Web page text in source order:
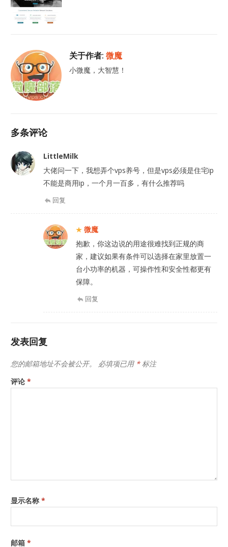
关于作者:微魔
小微魔，大智慧！
多条评论
LittleMilk
大佬问一下，我想弄个vps养号，但是vps必须是住宅ip
不能是商用ip，一个月一百多，有什么推荐吗
回复
微魔
抱歉，你这边说的用途很难找到正规的商
家，建议如果有条件可以选择在家里放置一
台小功率的机器，可操作性和安全性都更有
保障。
回复
发表回复
您的邮箱地址不会被公开。 必填项已用 *标注
评论*
显示名称*
邮箱*